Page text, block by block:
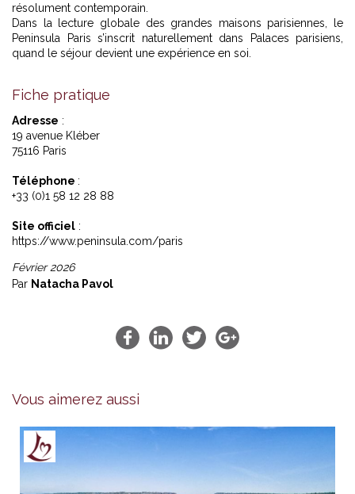
résolument contemporain.
Dans la lecture globale des grandes maisons parisiennes, le
Peninsula Paris s’inscrit naturellement dans Palaces parisiens,
quand le séjour devient une expérience en soi.
Fiche pratique
Adresse :
19 avenue Kléber
75116 Paris
Téléphone :
+33 (0)1 58 12 28 88
Site officiel :
https://www.peninsula.com/paris
Février 2026
Par Natacha Pavol
Vous aimerez aussi